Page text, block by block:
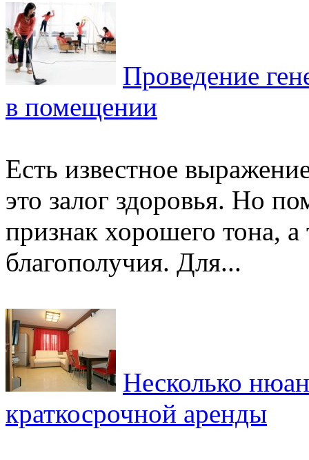
Проведение
в помещении
Есть известное
это залог здоровья. Но
признак хорошего тона,
благополучия. Для...
Несколько
краткосрочной аренды